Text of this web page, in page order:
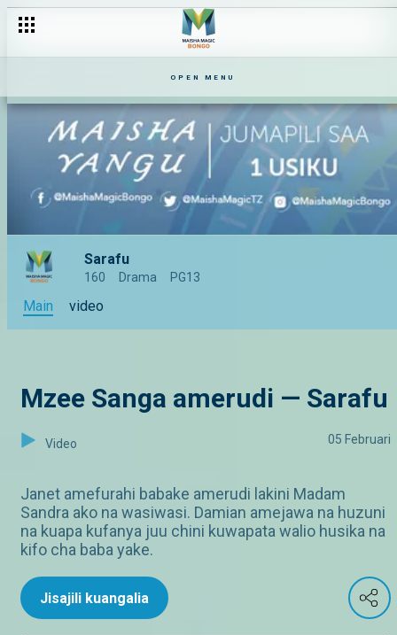
OPEN MENU
Sarafu
160 Drama PG13
Main video
Mzee Sanga amerudi — Sarafu
Video 05 Februari
Janet amefurahi babake amerudi lakini Madam
Sandra ako na wasiwasi. Damian amejawa na huzuni
na kuapa kufanya juu chini kuwapata walio husika na
kifo cha baba yake.
Jisajili kuangalia